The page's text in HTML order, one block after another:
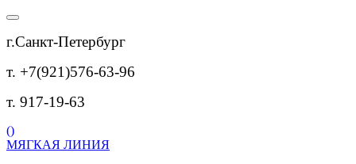
г.Санкт-Петербург
т. +7(921)576-63-96
т. 917-19-63
()
МЯГКАЯ ЛИНИЯ